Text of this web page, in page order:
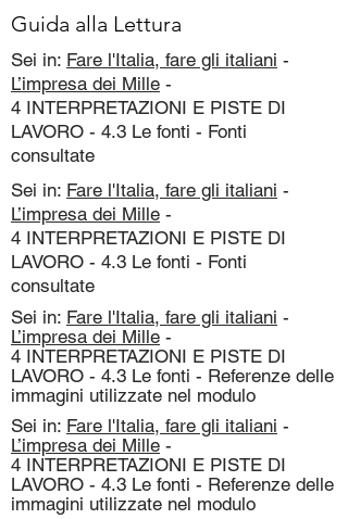
Guida alla Lettura
Sei in: Fare l'Italia, fare gli italiani -
L’impresa dei Mille -
4 INTERPRETAZIONI E PISTE DI
LAVORO - 4.3 Le fonti - Fonti
consultate
Sei in: Fare l'Italia, fare gli italiani -
L’impresa dei Mille -
4 INTERPRETAZIONI E PISTE DI
LAVORO - 4.3 Le fonti - Fonti
consultate
Sei in: Fare l'Italia, fare gli italiani -
L’impresa dei Mille -
4 INTERPRETAZIONI E PISTE DI
LAVORO - 4.3 Le fonti - Referenze delle
immagini utilizzate nel modulo
Sei in: Fare l'Italia, fare gli italiani -
L’impresa dei Mille -
4 INTERPRETAZIONI E PISTE DI
LAVORO - 4.3 Le fonti - Referenze delle
immagini utilizzate nel modulo